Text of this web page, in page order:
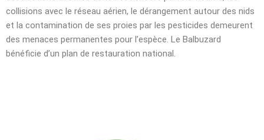
collisions avec le réseau aérien, le dérangement autour des nids
et la contamination de ses proies par les pesticides demeurent
des menaces permanentes pour l’espèce. Le Balbuzard
bénéficie d’un plan de restauration national.